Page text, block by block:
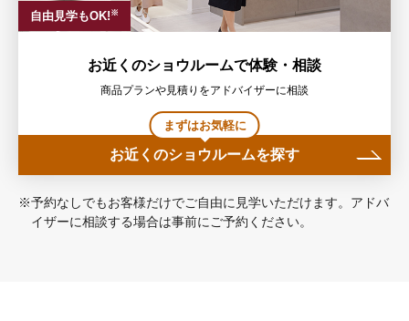
自由見学もOK! ※
お近くのショウルームで体験・相談
商品プランや見積りをアドバイザーに相談
まずはお気軽に
お近くのショウルームを探す
※予約なしでもお客様だけでご自由に見学いただけます。アドバ
イザーに相談する場合は事前にご予約ください。